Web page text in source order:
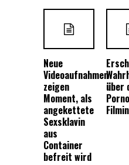
Neue
Videoaufnahmen
zeigen
Moment, als
angekettete
Sexsklavin
aus
Container
befreit wird
über